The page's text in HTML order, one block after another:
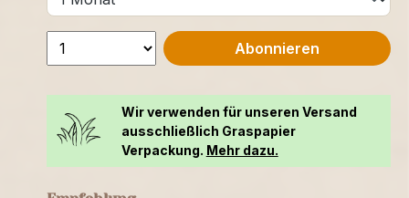
Abonnieren
Wir verwenden für unseren Versand
ausschließlich Graspapier
Verpackung. Mehr dazu.